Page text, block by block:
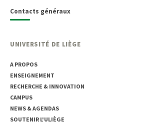
Contacts généraux
UNIVERSITÉ DE LIÈGE
A PROPOS
ENSEIGNEMENT
RECHERCHE & INNOVATION
CAMPUS
NEWS & AGENDAS
SOUTENIR L'ULIÈGE